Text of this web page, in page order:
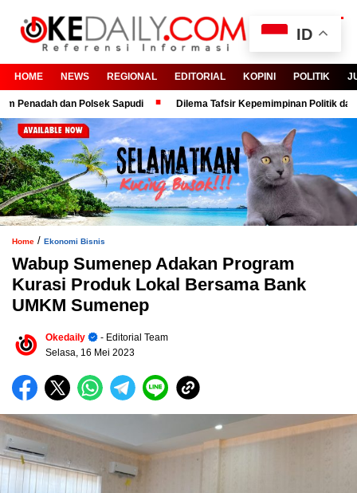
HOME NEWS REGIONAL EDITORIAL KOPINI POLITIK
dan Polsek Sapudi Dilema Tafsir Kepemimpinan Politik dan
Home / Ekonomi Bisnis
Wabup Sumenep Adakan Program
Kurasi Produk Lokal Bersama Bank
UMKM Sumenep
Okedaily
- Editorial Team
Selasa, 16 Mei 2023
ID